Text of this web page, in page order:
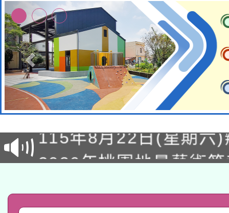
轉知經濟部水利署委託
業技術研究院辦理「
用水績優單位及節水達
動」
115年8月22日(星期六
桃園市孔廟祈福系列
2026年桃園地景藝術
關事宜
轉知教育部國民及學前